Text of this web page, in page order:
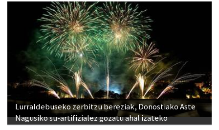
Lurraldebuseko zerbitzu bereziak, Donostiako Aste
Nagusiko su-artifizialez gozatu ahal izateko